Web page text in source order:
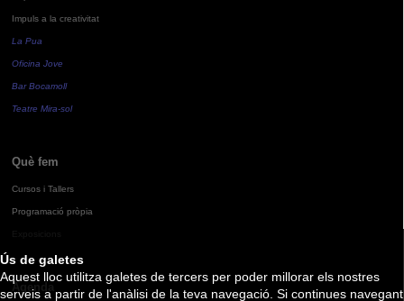
Ús de galetes
Aquest lloc utilitza galetes de tercers per poder millorar els nostres
serveis a partir de l'anàlisi de la teva navegació. Si continues navegant
Impuls a la creativitat
La Pua
Oficina Jove
Bar Bocamoll
Teatre Mira-sol
Què fem
Cursos i Tallers
Programació pròpia
Agenda